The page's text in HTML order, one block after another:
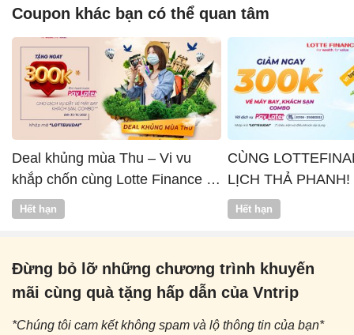
Coupon khác bạn có thể quan tâm
Deal khủng mùa Thu – Vi vu
khắp chốn cùng Lotte Finance x
Vntrip
Hết hạn
CÙNG
LỊCH THẢ PHANH!
Hết hạn
Đừng bỏ lỡ những chương trình khuyến
mãi cùng quà tặng hấp dẫn của Vntrip
*Chúng tôi cam kết không spam và lộ thông tin của bạn*